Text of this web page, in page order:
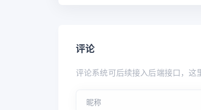
评论
评论系统可后续接入后端接口，这